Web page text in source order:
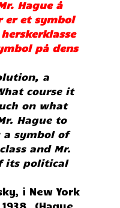
Hague å
er et symbol
på dens
a
course it
on what
Hague to
a symbol of
and Mr.
its political
i New York